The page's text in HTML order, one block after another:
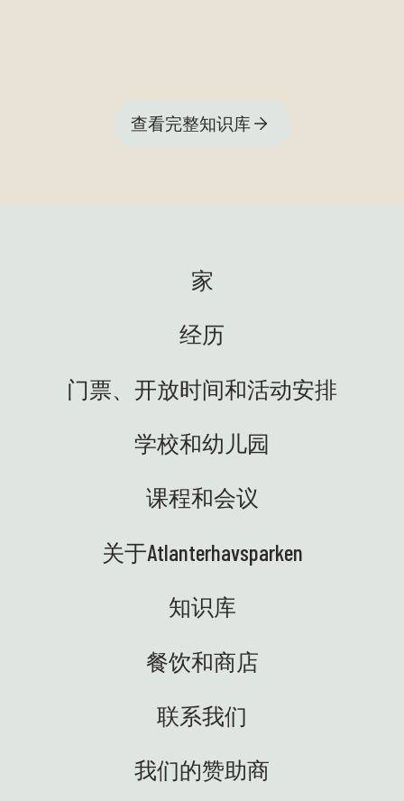
查看完整知识库
家
经历
门票、开放时间和活动安排
学校和幼儿园
课程和会议
关于Atlanterhavsparken
知识库
餐饮和商店
联系我们
我们的赞助商